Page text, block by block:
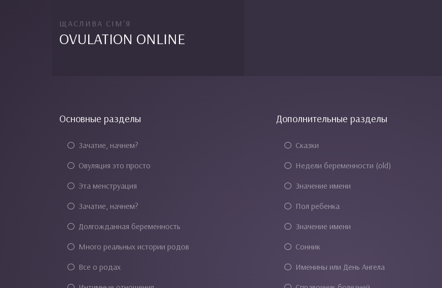
ЩАСЛИВА СІМ'Я
OVULATION ONLINE
Основные разделы
Зачатие, начнем?
Овуляция это просто
Эта менструация
Зачатие, начнем?
Долгожданная беременность
Много реальных истории родов
Все о родах
Дополнительные разделы
Сказки
Недели беременности (old)
Значение имени
Пол ребенка
Значение имени
Сонник
Именины или День Ангела